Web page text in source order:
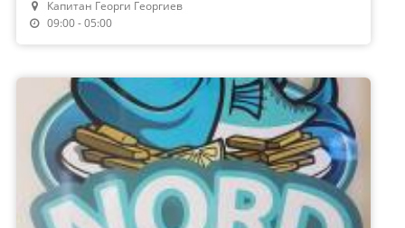
Направи Резервация
Капитан Георги Георгиев
09:00 - 05:00